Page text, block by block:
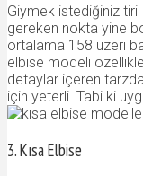
Giymek istediğiniz
gereken nokta yine
ortalama 158 üzeri
elbise modeli
detaylar içeren
için yeterli. Tabi ki
3. Kısa Elbise